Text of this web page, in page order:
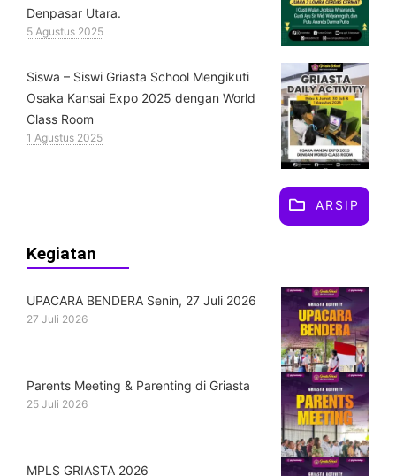
Denpasar Utara.
5 Agustus 2025
Siswa – Siswi Griasta School Mengikuti
Osaka Kansai Expo 2025 dengan World
Class Room
1 Agustus 2025
ARSIP
Kegiatan
UPACARA BENDERA Senin, 27 Juli 2026
27 Juli 2026
Parents Meeting & Parenting di Griasta
25 Juli 2026
MPLS GRIASTA 2026